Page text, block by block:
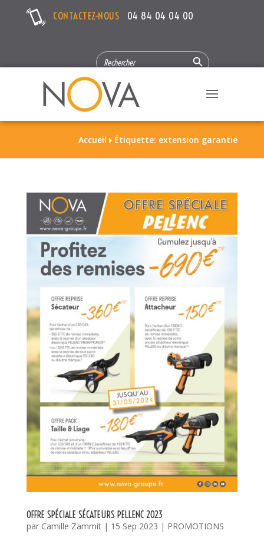
CONTACTEZ-NOUS 04 84 04 04 00
SEARCH
FOR:
Search Button
Accueil  Étiquette: extension garantie
OFFRE SPÉCIALE SÉCATEURS PELLENC 2023
par Camille Zammit| 15 Sep 2023 | PROMOTIONS